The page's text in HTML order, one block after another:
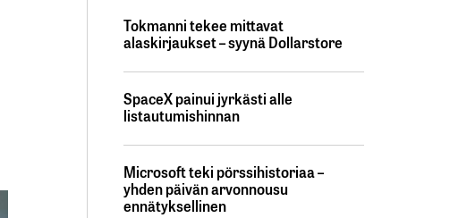
Tokmanni tekee mittavat
alaskirjaukset – syynä Dollarstore
SpaceX painui jyrkästi alle
listautumishinnan
Microsoft teki pörssihistoriaa –
yhden päivän arvonnousu
ennätyksellinen